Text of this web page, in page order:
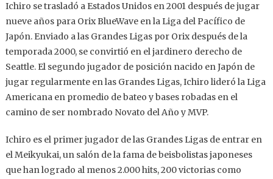
Ichiro se trasladó a Estados Unidos en 2001 después de jugar
nueve años para Orix BlueWave en la Liga del Pacífico de
Japón. Enviado a las Grandes Ligas por Orix después de la
temporada 2000, se convirtió en el jardinero derecho de
Seattle. El segundo jugador de posición nacido en Japón de
jugar regularmente en las Grandes Ligas, Ichiro lideró la Liga
Americana en promedio de bateo y bases robadas en el
camino de ser nombrado Novato del Año y MVP.
Ichiro es el primer jugador de las Grandes Ligas de entrar en
el Meikyukai, un salón de la fama de beisbolistas japoneses
que han logrado al menos 2.000 hits, 200 victorias como